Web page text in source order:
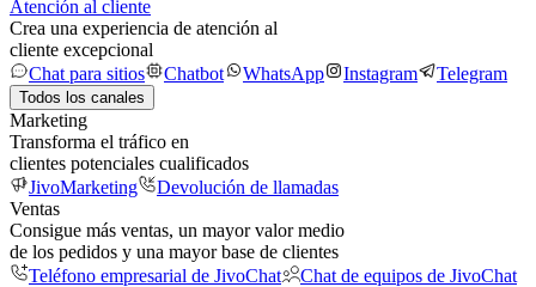
Atención al cliente
Crea una experiencia de atención al
cliente excepcional
Chat para sitios
Chatbot WhatsApp Instagram Telegram
Todos los canales
Marketing
Transforma el tráfico en
clientes potenciales cualificados
JivoMarketing
Devolución de llamadas
Ventas
Consigue más ventas, un mayor valor medio
de los pedidos y una mayor base de clientes
Teléfono empresarial de JivoChat
Chat de equipos de JivoChat